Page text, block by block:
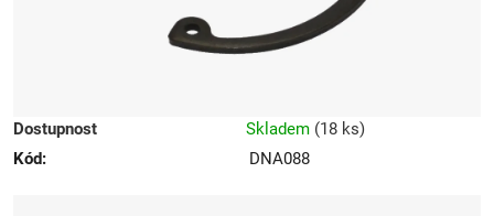
Dostupnost Skladem (18 ks)
Kód:
DNA088